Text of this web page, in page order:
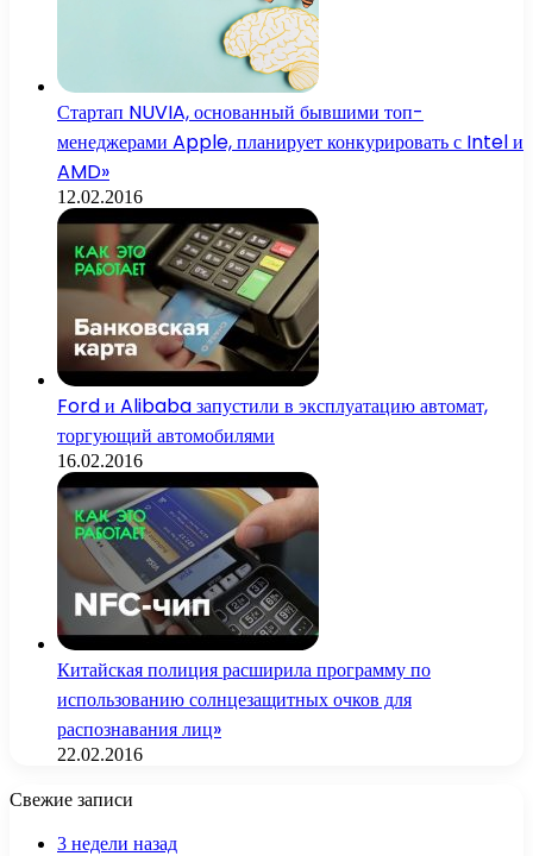
Стартап NUVIA, основанный бывшими топ-
менеджерами Apple, планирует конкурировать с Intel и
AMD»
12.02.2016
Ford и Alibaba запустили в эксплуатацию автомат,
торгующий автомобилями
16.02.2016
Китайская полиция расширила программу по
использованию солнцезащитных очков для
распознавания лиц»
22.02.2016
Свежие записи
3 недели назад